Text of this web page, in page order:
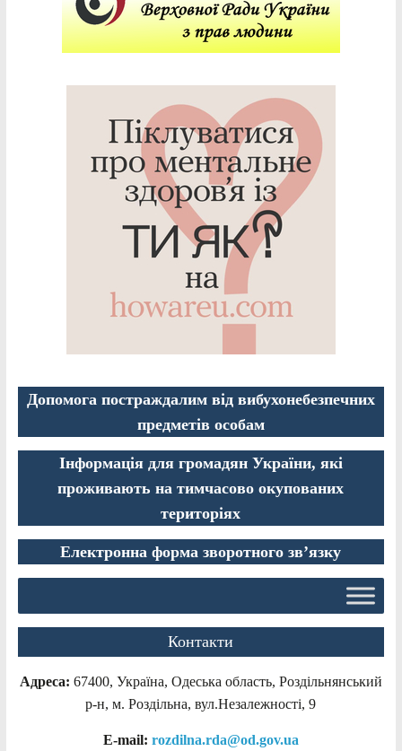
Допомога постраждалим від вибухонебезпечних
предметів особам
Інформація для громадян України, які
проживають на тимчасово окупованих
територіях
Електронна форма зворотного зв’язку
Контакти
Адреса: 67400, Україна, Одеська область, Роздільнянський
р-н, м. Роздільна, вул.Незалежності, 9
E-mail: rozdilna.rda@od.gov.ua